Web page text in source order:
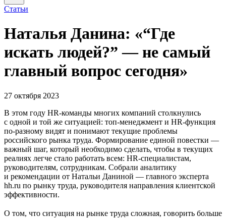
Статьи
Наталья Данина: «“Где
искать людей?” — не самый
главный вопрос сегодня»
27 октября 2023
В этом году HR-команды многих компаний столкнулись
с одной и той же ситуацией: топ-менеджмент и HR-функция
по-разному видят и понимают текущие проблемы
российского рынка труда. Формирование единой повестки —
важный шаг, который необходимо сделать, чтобы в текущих
реалиях легче стало работать всем: HR-специалистам,
руководителям, сотрудникам. Собрали аналитику
и рекомендации от Натальи Даниной — главного эксперта
hh.ru по рынку труда, руководителя направления клиентской
эффективности.
О том, что ситуация на рынке труда сложная, говорить больше